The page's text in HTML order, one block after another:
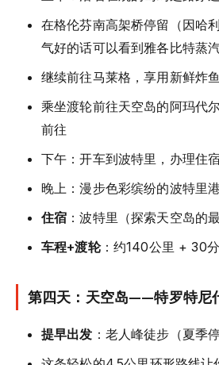
在格伦芬南高架桥停留（因哈
气好的话可以看到雅各比特蒸
继续前往马莱格，享用新鲜炸
乘坐渡轮前往天空岛的阿玛代
前往
下午：开车到波特里，办理住
晚上：漫步色彩缤纷的波特里
住宿 ：波特里（探索天空岛的
车程+渡轮：约140公里 + 30
第四天：天空岛——特罗特尼
提早出发 ：老人峰徒步（夏季